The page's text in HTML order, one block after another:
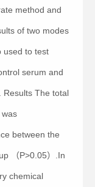
method and
of two modes
used to test
serum and
Results The total
between the
（P>0.05）.In
chemical